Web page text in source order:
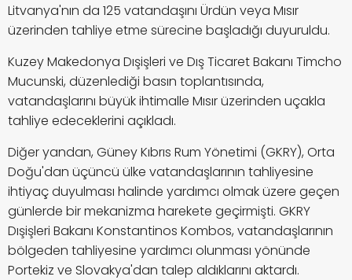
Litvanya'nın da 125 vatandaşını Ürdün veya Mısır
üzerinden tahliye etme sürecine başladığı duyuruldu.
Kuzey Makedonya Dışişleri ve Dış Ticaret Bakanı Timcho
Mucunski, düzenlediği basın toplantısında,
vatandaşlarını büyük ihtimalle Mısır üzerinden uçakla
tahliye edeceklerini açıkladı.
Diğer yandan, Güney Kıbrıs Rum Yönetimi (GKRY), Orta
Doğu'dan üçüncü ülke vatandaşlarının tahliyesine
ihtiyaç duyulması halinde yardımcı olmak üzere geçen
günlerde bir mekanizma harekete geçirmişti. GKRY
Dışişleri Bakanı Konstantinos Kombos, vatandaşlarının
bölgeden tahliyesine yardımcı olunması yönünde
Portekiz ve Slovakya'dan talep aldıklarını aktardı.